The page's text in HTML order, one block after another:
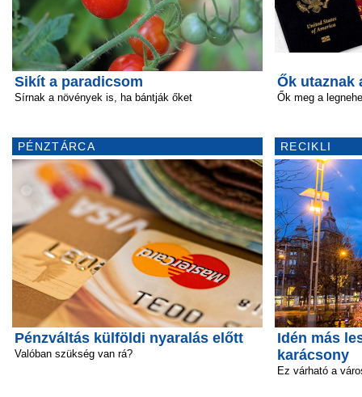
Sikít a paradicsom
Sírnak a növények is, ha bántják őket
PÉNZTÁRCA
Pénzváltás külföldi nyaralás előtt
Valóban szükség van rá?
Ők utaznak
Ők meg a
RECIKLI
Idén más
karácsony
Ez várható a